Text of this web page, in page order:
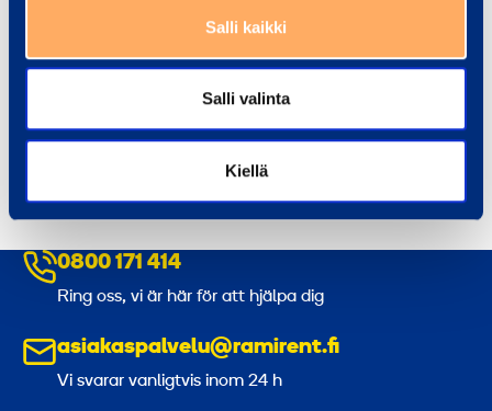
Salli kaikki
Salli valinta
Kiellä
Account Manager, Lahtis
jari.haasiatarha@ramirent.fi
+358 400 802 587
0800 171 414
Ring oss, vi är här för att hjälpa dig
asiakaspalvelu@ramirent.fi
Vi svarar vanligtvis inom 24 h